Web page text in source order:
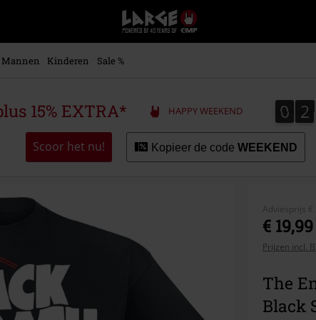
Large
–
Muziek-,
+
kleding
Mannen Kinderen Sale %
15% EXTRA* HAPPY WEEKEND 0
0 2
2
Scoor het nu! Kopieer de code WEEKEND
Adviesprijs €
€ 19,99
Prijzen incl.
The
Black